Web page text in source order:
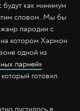
как минимум
словом. Мы бы
жанр пародии с
на котором Хармон
одной из
парней»
готовил